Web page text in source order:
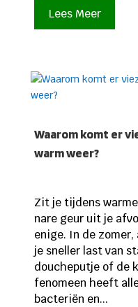
Lees Meer
Waarom komt er
warm weer?
Zit je tijdens
nare geur uit je
enige. In de
je sneller last van
doucheputje of de
fenomeen heeft
bacteriën en...